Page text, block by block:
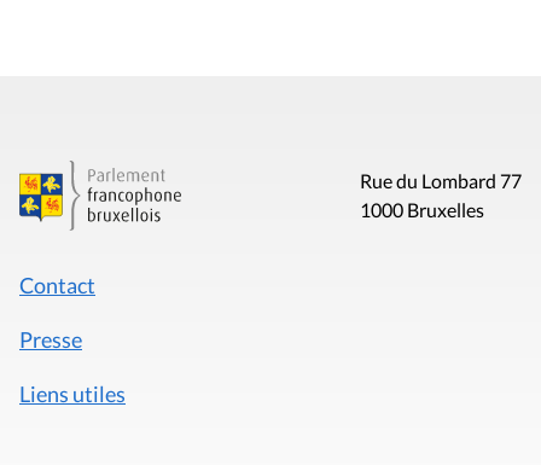
Rue du Lombard 77
1000 Bruxelles
Contact
Presse
Liens utiles